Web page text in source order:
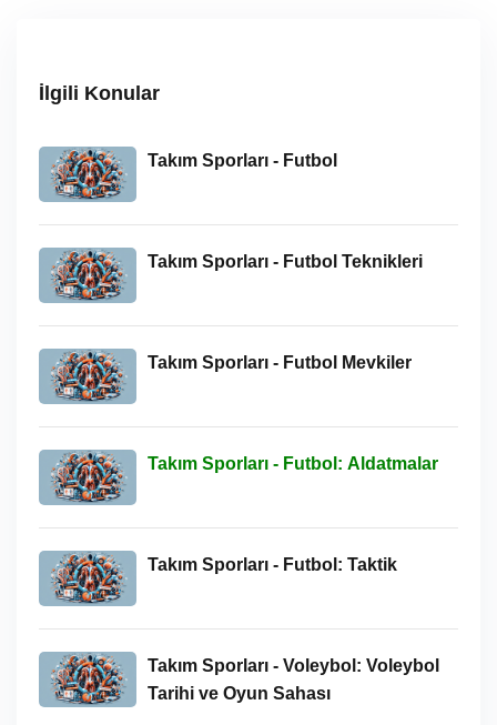
İlgili Konular
Takım Sporları - Futbol
Takım Sporları - Futbol Teknikleri
Takım Sporları - Futbol Mevkiler
Takım Sporları - Futbol: Aldatmalar
Takım Sporları - Futbol: Taktik
Takım Sporları - Voleybol: Voleybol
Tarihi ve Oyun Sahası